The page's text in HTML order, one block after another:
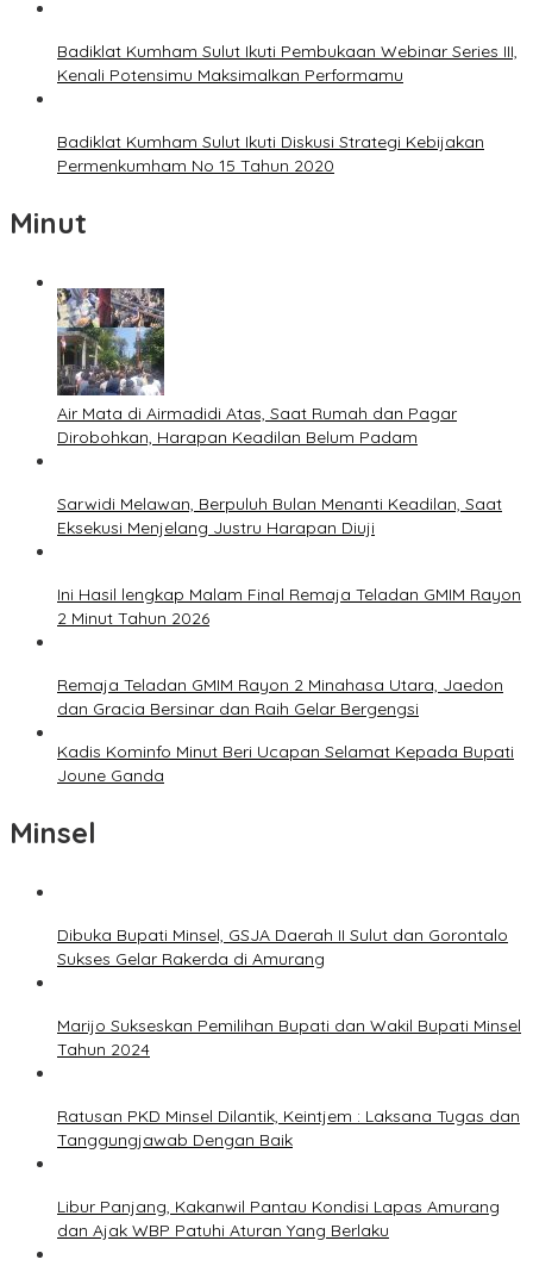
Badiklat Kumham Sulut Ikuti Pembukaan Webinar Series III,
Kenali Potensimu Maksimalkan Performamu
Badiklat Kumham Sulut Ikuti Diskusi Strategi Kebijakan
Permenkumham No 15 Tahun 2020
Minut
Air Mata di Airmadidi Atas, Saat Rumah dan Pagar
Dirobohkan, Harapan Keadilan Belum Padam
Sarwidi Melawan, Berpuluh Bulan Menanti Keadilan, Saat
Eksekusi Menjelang Justru Harapan Diuji
Ini Hasil lengkap Malam Final Remaja Teladan GMIM Rayon
2 Minut Tahun 2026
Remaja Teladan GMIM Rayon 2 Minahasa Utara, Jaedon
dan Gracia Bersinar dan Raih Gelar Bergengsi
Kadis Kominfo Minut Beri Ucapan Selamat Kepada Bupati
Joune Ganda
Minsel
Dibuka Bupati Minsel, GSJA Daerah II Sulut dan Gorontalo
Sukses Gelar Rakerda di Amurang
Marijo Sukseskan Pemilihan Bupati dan Wakil Bupati Minsel
Tahun 2024
Ratusan PKD Minsel Dilantik, Keintjem : Laksana Tugas dan
Tanggungjawab Dengan Baik
Libur Panjang, Kakanwil Pantau Kondisi Lapas Amurang
dan Ajak WBP Patuhi Aturan Yang Berlaku